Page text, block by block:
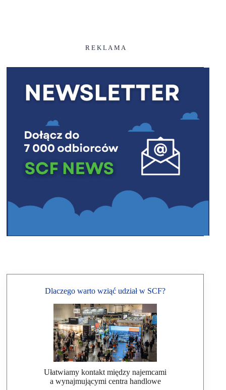
R E K L A M A
Dlaczego warto wziąć udział w SCF?
Ułatwiamy kontakt między najemcami
a wynajmującymi centra handlowe